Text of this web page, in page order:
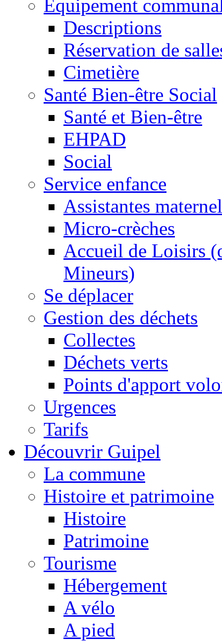
Equipement
Descriptions
Réservation de
Cimetière
Santé Bien-être Social
Santé et Bien-être
EHPAD
Social
Service enfance
Assistantes
Micro-crèches
Accueil de Loisirs
Mineurs)
Se déplacer
Gestion des déchets
Collectes
Déchets verts
Points d'apport
Urgences
Tarifs
Découvrir Guipel
La commune
Histoire et patrimoine
Histoire
Patrimoine
Tourisme
Hébergement
A vélo
A pied